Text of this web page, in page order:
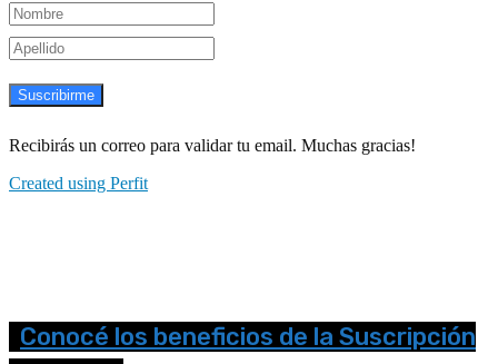
Suscribirme
Recibirás un correo para validar tu email. Muchas gracias!
Created using Perfit
Conocé los beneficios de la Suscripción